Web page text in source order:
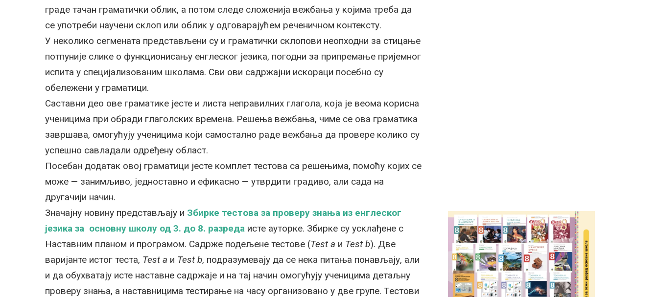
граде тачан граматички облик, а потом следе сложенија вежбања у којима треба да
се употреби научени склоп или облик у одговарајућем реченичном контексту.
У неколико сегмената представљени су и граматички склопови неопходни за стицање
потпуније слике о функционисању енглеског језика, погодни за припремање пријемног
испита у специjализованим школама. Сви ови садржајни искораци посебно су
обележени у граматици.
Саставни део ове граматике јесте и листа неправилних глагола, која је веома корисна
ученицима при обради глаголских времена. Решења вежбања, чиме се ова граматика
завршава, омогућују ученицима који самостално раде вежбања да провере колико су
успешно савладали одређену област.
Посебан додатак овој граматици јесте комплет тестова са решењима, помоћу којих се
може — занимљиво, једноставно и ефикасно — утврдити градиво, али сада на
другачији начин.
Значајну новину представљају и Збирке тестова за проверу знања из енглеског
језика за основну школу од 3. до 8. разреда исте ауторке. Збирке су усклађене с
Наставним планом и програмом. Садрже подељене тестове (Test a и Test b). Две
варијанте истог теста, Test а и Test b, подразумевају да се нека питања понављају, али
и да обухватају исте наставне садржаје и на тај начин омогућују ученицима детаљну
проверу знања, а наставницима тестирање на часу организовано у две групе. Тестови